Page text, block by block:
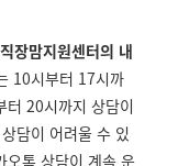
장맘지원센터의 내
10시부터 17시까
터 20시까지 상담이
담이 어려울 수 있
오톡 상담이 계속 운